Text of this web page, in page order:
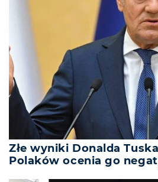
Złe wyniki Donalda
Polaków ocenia go